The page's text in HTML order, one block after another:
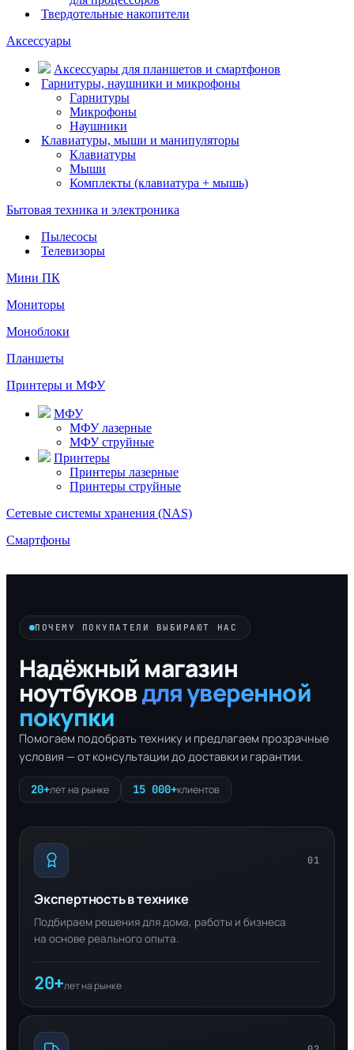
Твердотельные накопители
Аксессуары
Аксессуары для планшетов и смартфонов
Гарнитуры, наушники и микрофоны
Гарнитуры
Микрофоны
Наушники
Клавиатуры, мыши и манипуляторы
Клавиатуры
Мыши
Комплекты (клавиатура + мышь)
Бытовая техника и электроника
Пылесосы
Телевизоры
Мини ПК
Мониторы
Моноблоки
Планшеты
Принтеры и МФУ
МФУ
МФУ лазерные
МФУ струйные
Принтеры
Принтеры лазерные
Принтеры струйные
Сетевые системы хранения (NAS)
Смартфоны
ПОЧЕМУ ПОКУПАТЕЛИ ВЫБИРАЮТ НАС
Надёжный магазин
ноутбуковдля уверенной
покупки
Помогаем подобрать технику и предлагаем прозрачные
условия — от консультации до доставки и гарантии.
20+лет на рынке 15 000+клиентов
01
Экспертность в технике
Подбираем решения для дома, работы и бизнеса
на основе реального опыта.
20+лет на рынке